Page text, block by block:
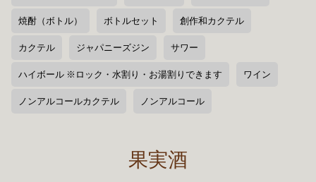
焼酎（ボトル） ボトルセット 創作和カクテル
カクテル ジャパニーズジン サワー
ハイボール ※ロック・水割り・お湯割りできます ワイン
ノンアルコールカクテル ノンアルコール
果実酒